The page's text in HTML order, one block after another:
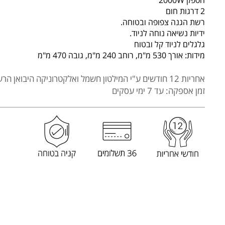
HEMILTON
דגם
HEM-
949
2 דרגות חום
רשת הגנה צפופה ובטוחה.
ידיות נשיאה נוחה לניוד.
גלגלים לניוד קל ובטוח
מידות: אורך 530 מ"מ, רוחב 240 מ"מ, גובה 470 מ"מ
אחריות 12 חודשים
ע"י המילטון חשמל ואלקטרוניקה היבואן
זמן אספקה: עד 7 ימי עסקים